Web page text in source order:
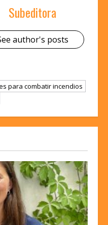
Subeditora
author's posts
para combatir incendios